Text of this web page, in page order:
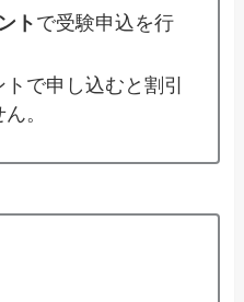
ト で受験申込を行
で申し込むと割引
。